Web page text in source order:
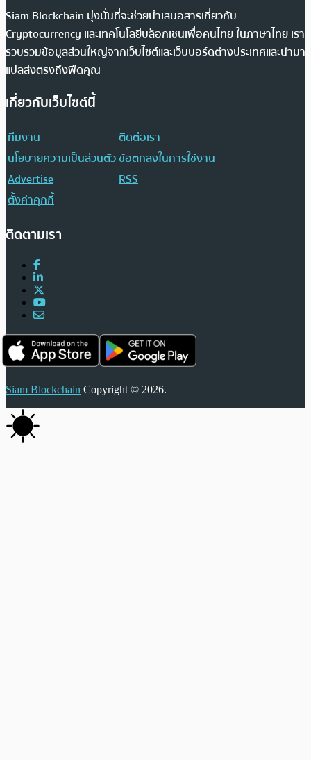
Siam Blockchain มุ่งมั่นที่จะช่วยนำเสนอสารเกี่ยวกับ
Cryptocurrency และเทคโนโลยีบล็อกเชนเพื่อคนไทย ในภาษาไทย เรา
รวบรวมข้อมูลส่วนใหญ่จากเว็บไซต์และเว็บบอร์ดต่างประเทศและนำมา
แปลส่งตรงถึงฟีดคุณ
เกี่ยวกับเว็บไซต์นี้
ทีมงาน
ติดต่อเรา
นโยบายความเป็นส่วนตัวข้อตกลงในการใช้งาน
Advertise
RSS
ตั้งค่าคุกกี้
ติดตามเรา
Siam Blockchain Copyright © 2026.